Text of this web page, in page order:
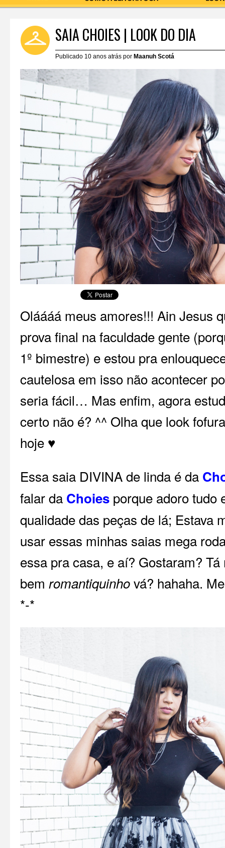
SAIA CHOIES | LOOK DO DIA
Publicado 10 anos atrás por Maanuh Scotá
Oláááá meus amores!!! Ain Jesus
prova final na faculdade gente
1º bimestre) e estou pra
cautelosa em isso não acontecer
seria fácil… Mas enfim, agora
certo não é? ^^ Olha que look
hoje ♥
Essa saia DIVINA de linda é da
falar da Choies porque adoro tudo
qualidade das peças de lá; Estava
usar essas minhas saias mega
essa pra casa, e aí? Gostaram?
bem romantiquinhová? hahaha.
*-*